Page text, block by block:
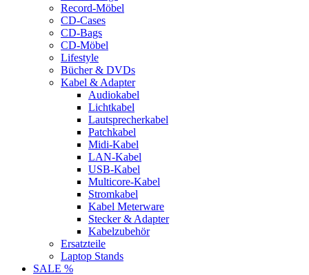
Record-Möbel
CD-Cases
CD-Bags
CD-Möbel
Lifestyle
Bücher & DVDs
Kabel & Adapter
Audiokabel
Lichtkabel
Lautsprecherkabel
Patchkabel
Midi-Kabel
LAN-Kabel
USB-Kabel
Multicore-Kabel
Stromkabel
Kabel Meterware
Stecker & Adapter
Kabelzubehör
Ersatzteile
Laptop Stands
SALE %